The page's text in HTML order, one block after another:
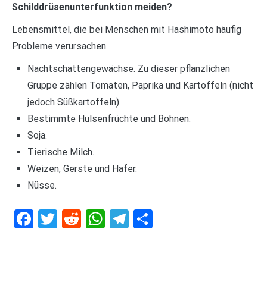
Schilddrüsenunterfunktion meiden?
Lebensmittel, die bei Menschen mit Hashimoto häufig
Probleme verursachen
Nachtschattengewächse. Zu dieser pflanzlichen
Gruppe zählen Tomaten, Paprika und Kartoffeln (nicht
jedoch Süßkartoffeln).
Bestimmte Hülsenfrüchte und Bohnen.
Soja.
Tierische Milch.
Weizen, Gerste und Hafer.
Nüsse.
Facebook
Twitter
RedditWhatsApp
Telegram